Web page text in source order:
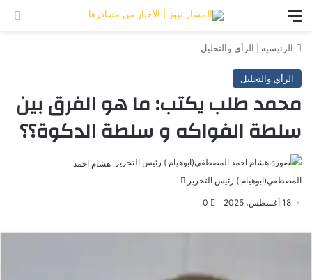
الرئيسية الرأي والتحليل
الرأي والتحليل
محمد طلب يكتب: ما هو الفرق بين
سلطة الفواكه و سلطة الدكوة؟؟
هشام احمد
المصطفي(ابوهيام ) رئيس التحرير
18 أغسطس، 2025 0